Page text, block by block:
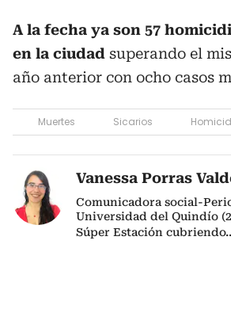
A la fecha ya son 57
en la ciudad superando el
año anterior con ocho casos
Muertes Sicarios
Vanessa Porras
Comunicadora social-
Universidad del Quindío
Súper Estación cubriendo